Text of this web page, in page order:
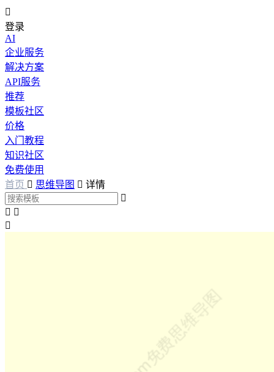

登录
AI
企业服务
解决方案
API服务
推荐
模板社区
价格
入门教程
知识社区
免费使用
首页  思维导图  详情

 
